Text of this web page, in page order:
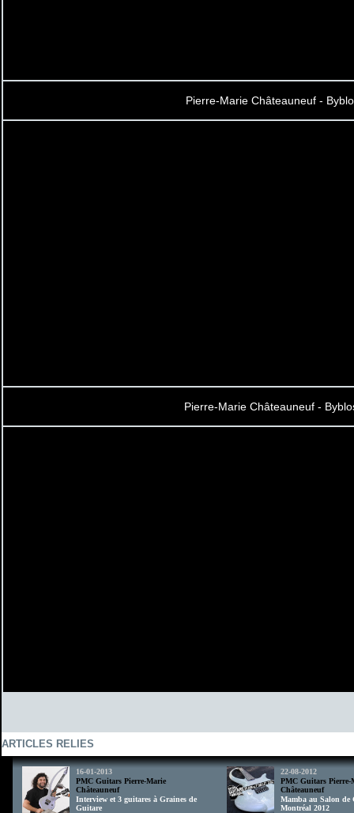
Pierre-Marie Châteauneuf -
Pierre-Marie Châteauneuf -
ARTICLES RELIES
16-01-2013
PMC Guitars Pierre-Marie
Châteauneuf
Interview et 3 guitares à Graines de
Guitare
22-08-2012
PMC Guitars Pierre-
Châteauneuf
Mamba au Salon de
Montréal 2012